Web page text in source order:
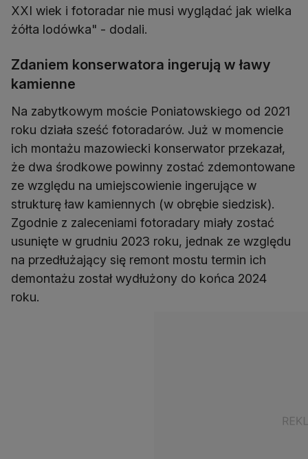
XXI wiek i fotoradar nie musi wyglądać jak wielka
żółta lodówka" - dodali.
Zdaniem konserwatora ingerują w ławy
kamienne
Na zabytkowym moście Poniatowskiego od 2021
roku działa sześć fotoradarów. Już w momencie
ich montażu mazowiecki konserwator przekazał,
że dwa środkowe powinny zostać zdemontowane
ze względu na umiejscowienie ingerujące w
strukturę ław kamiennych (w obrębie siedzisk).
Zgodnie z zaleceniami fotoradary miały zostać
usunięte w grudniu 2023 roku, jednak ze względu
na przedłużający się remont mostu termin ich
demontażu został wydłużony do końca 2024
roku.